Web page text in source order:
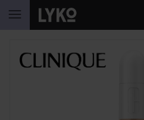
HOPPA TILL INNEHÅLLET
HOPPA ÖVER SEKTIONEN